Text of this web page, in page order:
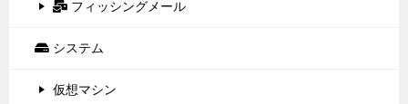
フィッシングメール
システム
仮想マシン